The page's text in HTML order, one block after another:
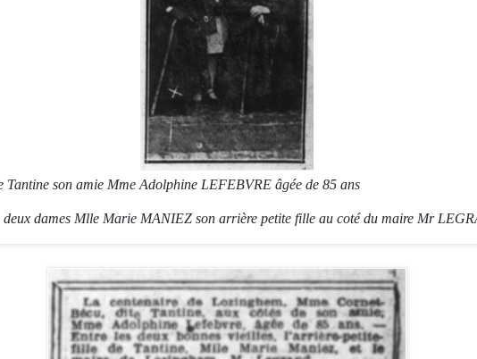
Tantine son amie Mme Adolphine LEFEBVRE âgée de 85 ans
deux dames Mlle Marie MANIEZ son arrière petite fille au coté du maire Mr